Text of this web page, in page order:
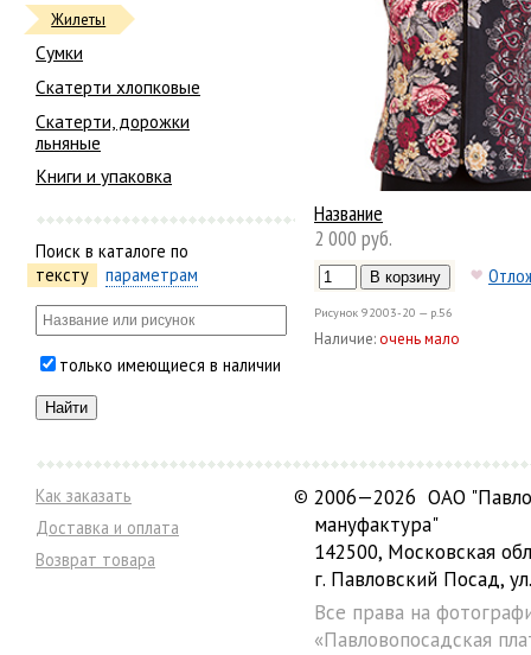
Жилеты
Сумки
Скатерти хлопковые
Скатерти, дорожки
льняные
Книги и упаковка
Поиск в каталоге по
тексту
параметрам
только имеющиеся в наличии
Название
2 000 руб.
Рисунок 92003-20 — р.56
Наличие:очень мало
Как заказать
Доставка и оплата
Возврат товара
© 2006—2026 ОАО
мануфактура"
142500, Московская
г. Павловский Посад,
Все права на
«Павловопосадская